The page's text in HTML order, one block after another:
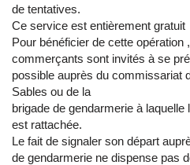
de tentatives.
Ce service est entièrement gratuit
Pour bénéficier de cette opération
commerçants sont invités à se
possible auprès du commissariat
Sables ou de la
brigade de gendarmerie à
est rattachée.
Le fait de signaler son départ
de gendarmerie ne dispense pas